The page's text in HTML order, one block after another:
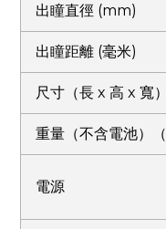
出瞳直徑 (mm)
出瞳距離 (毫米)
尺寸（長 x 高 x 寬
重量（不含電池）
電源